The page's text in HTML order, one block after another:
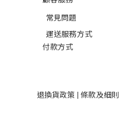
常見問題
運送服務方式
付款方式
退換貨政策 |條款及細則